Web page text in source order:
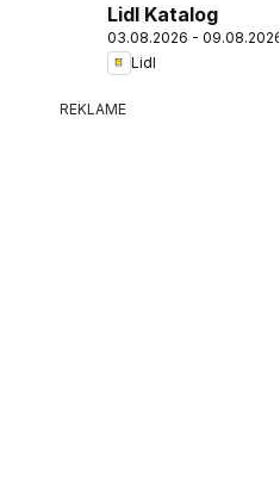
Lidl Katalog
03.08.2026 - 09.08.2026
Lidl
REKLAME